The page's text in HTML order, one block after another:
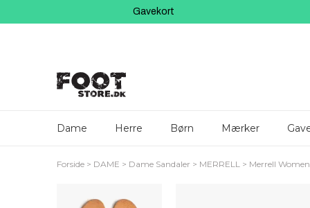
Gavekort
Dame Herre Børn Mærker
Forside DAME Dame Sandaler MERRELL Merrell